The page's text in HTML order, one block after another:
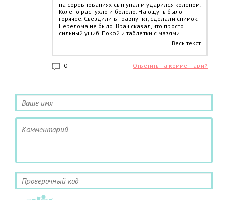
на соревнованиях сын упал и ударился коленом.
Колено распухло и болело. На ощупь было
горячее. Сьездили в травпункт, сделали снимок.
Перелома не было. Врач сказал, что просто
сильный ушиб. Покой и таблетки с мазями.
Купили этот гель. Три дня по несколько раз
мазал, толку ноль. Тренер его позвонил,
посоветовал найз в таблетказ и мазь. Вот она
помогла.
Весь текст
0 Ответить на комментарий